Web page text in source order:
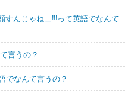
すんじゃねェ!!!って英語でなんて
言うの？
でなんて言うの？